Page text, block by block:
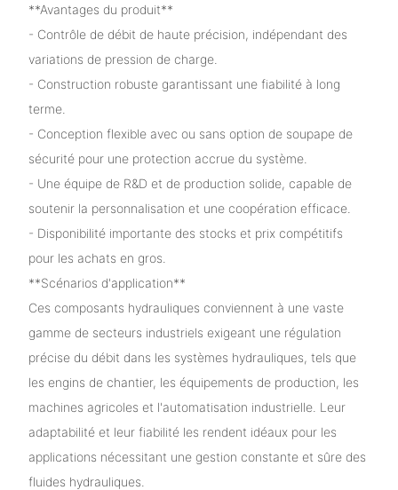
**Avantages du produit**
- Contrôle de débit de haute précision, indépendant des
variations de pression de charge.
- Construction robuste garantissant une fiabilité à long
terme.
- Conception flexible avec ou sans option de soupape de
sécurité pour une protection accrue du système.
- Une équipe de R&D et de production solide, capable de
soutenir la personnalisation et une coopération efficace.
- Disponibilité importante des stocks et prix compétitifs
pour les achats en gros.
**Scénarios d'application**
Ces composants hydrauliques conviennent à une vaste
gamme de secteurs industriels exigeant une régulation
précise du débit dans les systèmes hydrauliques, tels que
les engins de chantier, les équipements de production, les
machines agricoles et l'automatisation industrielle. Leur
adaptabilité et leur fiabilité les rendent idéaux pour les
applications nécessitant une gestion constante et sûre des
fluides hydrauliques.